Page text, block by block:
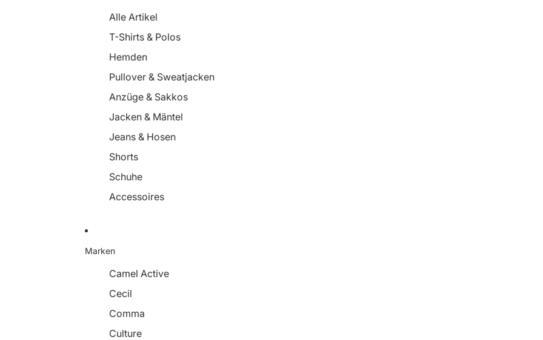
Alle Artikel
T-Shirts & Polos
Hemden
Pullover & Sweatjacken
Anzüge & Sakkos
Jacken & Mäntel
Jeans & Hosen
Shorts
Schuhe
Accessoires
Marken
Camel Active
Cecil
Comma
Culture